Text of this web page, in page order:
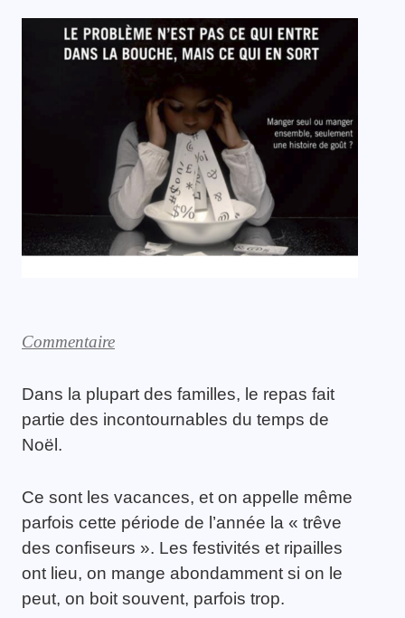
Commentaire
Dans la plupart des familles, le repas fait
partie des incontournables du temps de
Noël.
Ce sont les vacances, et on appelle même
parfois cette période de l’année la « trêve
des confiseurs ». Les festivités et ripailles
ont lieu, on mange abondamment si on le
peut, on boit souvent, parfois trop.